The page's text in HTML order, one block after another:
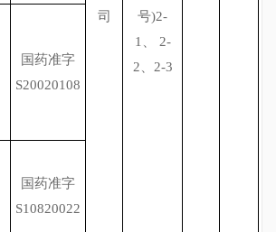
司
号)2-
1、 2-
2、2-3
国药准字
S20020108
国药准字
S10820022